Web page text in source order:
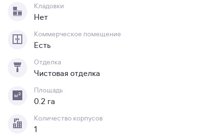
Кладовки
Нет
Коммерческое помещение
Есть
Отделка
Чистовая отделка
Площадь
0.2 га
Количество корпусов
1